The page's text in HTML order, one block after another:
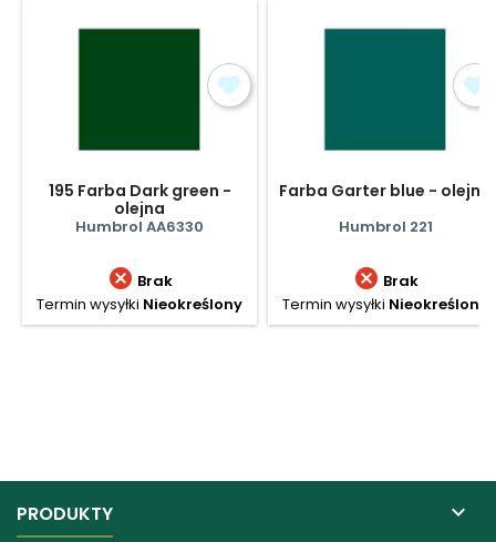
195 Farba Dark green -
olejna
Humbrol AA6330
 Brak
Termin wysyłki Nieokreślony
Farba Garter blue - olejna
Humbrol 221
 Brak
Termin wysyłki Nieokreślony
PRODUKTY 